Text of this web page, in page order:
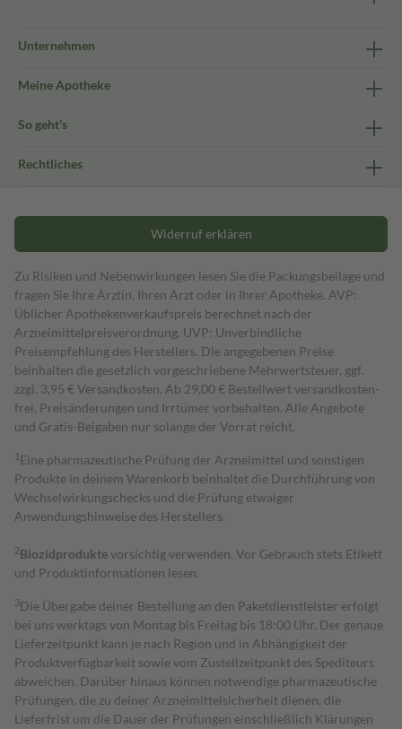
Unternehmen
Meine Apotheke
So geht's
Rechtliches
Widerruf erklären
Zu Risiken und Nebenwirkungen lesen Sie die Packungsbeilage und
fragen Sie Ihre Ärztin, Ihren Arzt oder in Ihrer Apotheke. AVP:
Üblicher Apothekenverkaufspreis berechnet nach der
Arzneimittelpreisverordnung. UVP: Unverbindliche
Preisempfehlung des Herstellers. Die angegebenen Preise
beinhalten die gesetzlich vorgeschriebene Mehrwertsteuer, ggf.
zzgl. 3,95 € Versandkosten. Ab 29,00 € Bestell­wert versand­kosten­
frei. Preisänderungen und Irrtümer vorbehalten. Alle Angebote
und Gratis-Beigaben nur solange der Vorrat reicht.
1 Eine pharmazeutische Prüfung der Arzneimittel und sonstigen
Produkte in deinem Warenkorb beinhaltet die Durchführung von
Wechselwirkungschecks und die Prüfung etwaiger
Anwendungshinweise des Herstellers.
2Biozidproduktevorsichtig verwenden. Vor Gebrauch stets Etikett
und Produktinformationen lesen.
3Die Übergabe deiner Bestellung an den Paketdienstleister erfolgt
bei uns werktags von Montag bis Freitag bis 18:00 Uhr. Der genaue
Lieferzeitpunkt kann je nach Region und in Abhängigkeit der
Produktverfügbarkeit sowie vom Zustellzeitpunkt des Spediteurs
abweichen. Darüber hinaus können notwendige pharmazeutische
Prüfungen, die zu deiner Arzneimittelsicherheit dienen, die
Lieferfrist um die Dauer der Prüfungen einschließlich Klärungen